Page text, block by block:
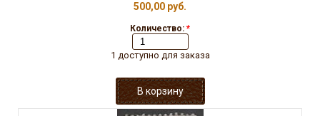
500,00 руб.
Количество: *
1 доступно для заказа